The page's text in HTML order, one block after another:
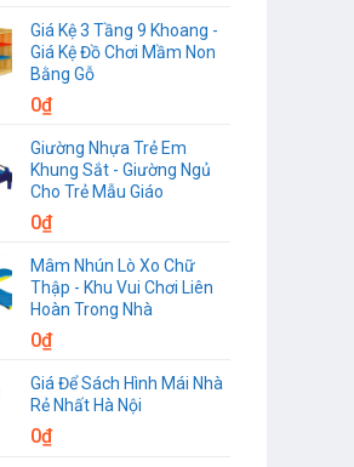
Giá Kệ 3 Tầng 9 Khoang -
Giá Kệ Đồ Chơi Mầm Non
Bằng Gỗ
0₫
Giường Nhựa Trẻ Em
Khung Sắt - Giường Ngủ
Cho Trẻ Mẫu Giáo
0₫
Mâm Nhún Lò Xo Chữ
Thập - Khu Vui Chơi Liên
Hoàn Trong Nhà
0₫
Giá Để Sách Hình Mái Nhà
Rẻ Nhất Hà Nội
0₫